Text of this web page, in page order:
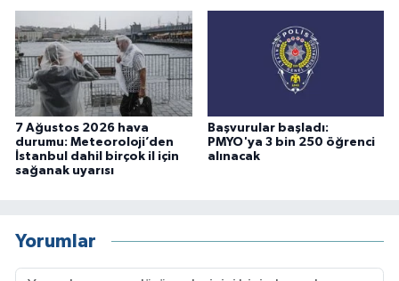
7 Ağustos 2026 hava
durumu: Meteoroloji’den
İstanbul dahil birçok il için
sağanak uyarısı
Başvurular başladı:
PMYO'ya 3 bin 250 öğrenci
alınacak
Yorumlar